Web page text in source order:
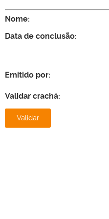
Nome:
Data de conclusão:
Emitido por:
Validar crachá:
Validar